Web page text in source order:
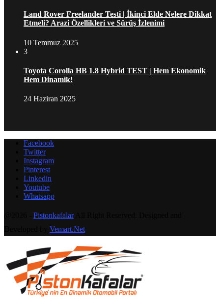
Land Rover Freelander Testi | İkinci Elde Nelere Dikkat
Etmeli? Arazi Özellikleri ve Sürüş İzlenimi
10 Temmuz 2025
3
Toyota Corolla HB 1.8 Hybrid TEST | Hem Ekonomik
Hem Dinamik!
24 Haziran 2025
Facebook
Twitter
Instagram
Pinterest
Linkedin
Youtube
Whatsapp
PistonkafalarAll Right Reserved. Designed and
Vemart.Net